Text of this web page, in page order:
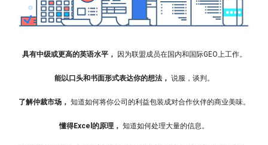
具有中级或更高的英语水平， 因为联盟成员在国内和国际GEO上工作。
能以口头和书面形式表达你的想法， 说服，谈判。
了解仲裁市场， 知道如何将你公司的利益包装成对合作伙伴的商业美味。
懂得Excel的原理， 知道如何处理大量的信息。